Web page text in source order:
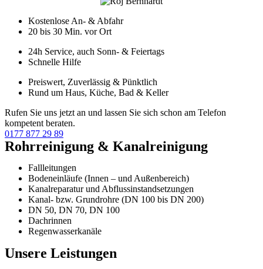
Kostenlose An- & Abfahr
20 bis 30 Min. vor Ort
24h Service, auch Sonn- & Feiertags
Schnelle Hilfe
Preiswert, Zuverlässig & Pünktlich
Rund um Haus, Küche, Bad & Keller
Rufen Sie uns jetzt an und lassen Sie sich schon am Telefon
kompetent beraten.
0177 877 29 89
Rohrreinigung & Kanalreinigung
Fallleitungen
Bodeneinläufe (Innen – und Außenbereich)
Kanalreparatur und Abflussinstandsetzungen
Kanal- bzw. Grundrohre (DN 100 bis DN 200)
DN 50, DN 70, DN 100
Dachrinnen
Regenwasserkanäle
Unsere Leistungen